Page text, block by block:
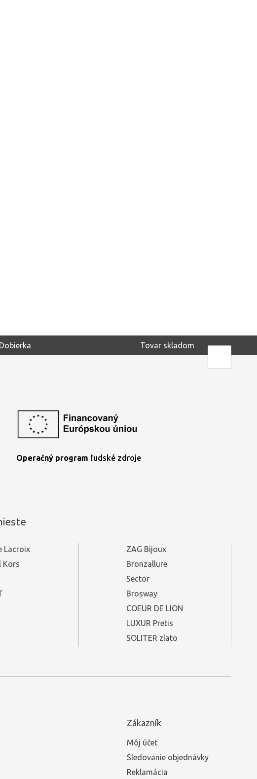
Dobierka Tovar skladom
Operačný program ľudské zdroje
Lacroix
Kors
ZAG Bijoux
Bronzallure
Sector
Brosway
COEUR DE LION
LUXUR Pretis
SOLITER zlato
Zákazník
Môj účet
Sledovanie objednávky
Reklamácia